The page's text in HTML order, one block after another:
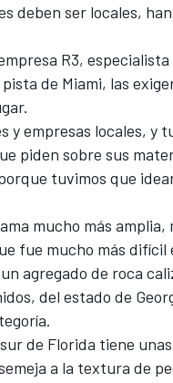
deben ser locales,
R3,
de Miami, las
y empresas locales, y
piden sobre sus
tuvimos que
mucho más
fue mucho más
agregado de roca
del estado de
de Florida tiene
a la textura de